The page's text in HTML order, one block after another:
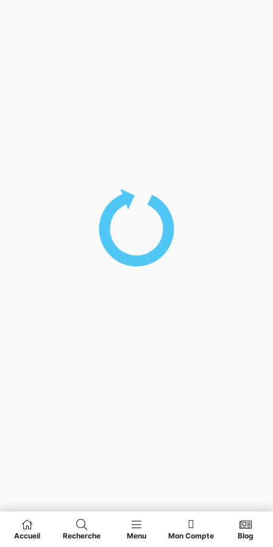
Accueil Recherche Menu Mon Compte Blog